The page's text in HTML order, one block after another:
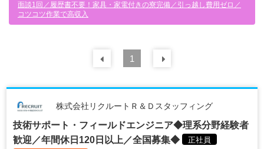
面談1回／履歴書不要！家具・家電付きの寮完備／引っ越し費用ゼロ／
コツコツ作業で高収入
前の 件
1
株式会社リクルートＲ＆Ｄスタッフィング
技術サポート・フィールドエンジニア◆理系分野経験者
歓迎／年間休日120日以上／全国募集◆
正社員